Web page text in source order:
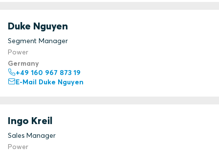
Duke Nguyen
Segment Manager
Power
Germany
+49 160 967 873 19
E-Mail Duke Nguyen
Ingo Kreil
Sales Manager
Power